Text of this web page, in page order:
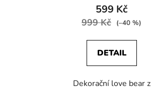
599 Kč
999 Kč (–40 %)
DETAIL
Dekorační love bear z